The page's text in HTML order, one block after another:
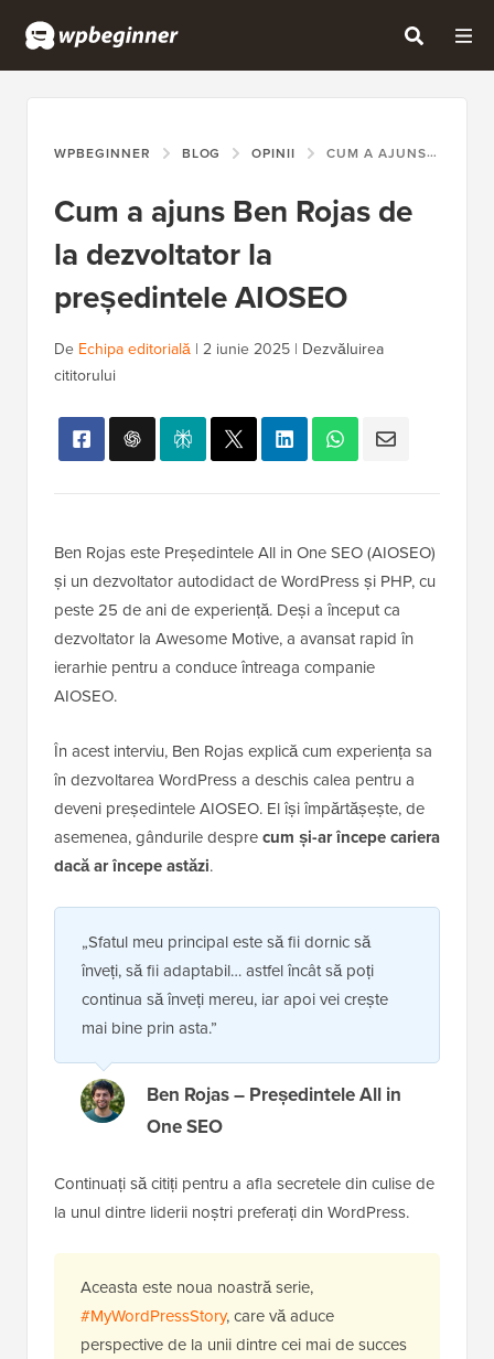
WPBEGINNER BLOG OPINII CUM A AJUNS BEN ROJAS DE LA DEZVOLTATOR LA PREȘEDINTELE AIOSEO
Cum a ajuns Ben Rojas de
la dezvoltator la
președintele AIOSEO
De Echipa editorială | 2 iunie 2025 | Dezvăluirea
cititorului
Ben Rojas este Președintele All in One SEO (AIOSEO)
și un dezvoltator autodidact de WordPress și PHP, cu
peste 25 de ani de experiență. Deși a început ca
dezvoltator la Awesome Motive, a avansat rapid în
ierarhie pentru a conduce întreaga companie
AIOSEO.
În acest interviu, Ben Rojas explică cum experiența sa
în dezvoltarea WordPress a deschis calea pentru a
deveni președintele AIOSEO. El își împărtășește, de
asemenea, gândurile desprecum și-ar începe cariera
dacă ar începe astăzi.
„Sfatul meu principal este să fii dornic să
înveți, să fii adaptabil… astfel încât să poți
continua să înveți mereu, iar apoi vei crește
mai bine prin asta.”
Ben Rojas – Președintele All in
One SEO
Continuați să citiți pentru a afla secretele din culise de
la unul dintre liderii noștri preferați din WordPress.
Aceasta este noua noastră serie,
#MyWordPressStory, care vă aduce
perspective de la unii dintre cei mai de succes